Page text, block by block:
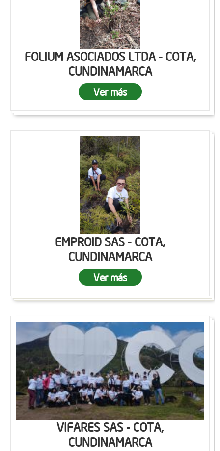
FOLIUM ASOCIADOS LTDA - COTA,
CUNDINAMARCA
Ver más
EMPROID SAS - COTA,
CUNDINAMARCA
Ver más
VIFARES SAS - COTA,
CUNDINAMARCA